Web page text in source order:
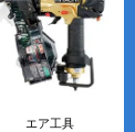
エア工具